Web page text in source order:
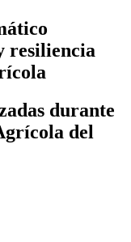
resiliencia
durante
del